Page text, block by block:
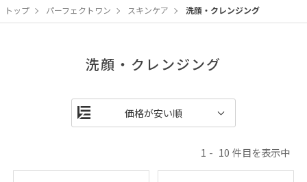
トップ パーフェクトワン スキンケア 洗顔・クレンジング
洗顔・クレンジング
1 10